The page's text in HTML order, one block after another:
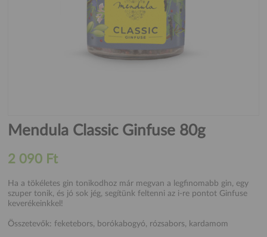
Mendula Classic Ginfuse 80g
2 090 Ft
Ha a tökéletes gin tonikodhoz már megvan a legfinomabb gin, egy
szuper tonik, és jó sok jég, segítünk feltenni az i-re pontot Ginfuse
keverékeinkkel!
Összetevők: feketebors, borókabogyó, rózsabors, kardamom